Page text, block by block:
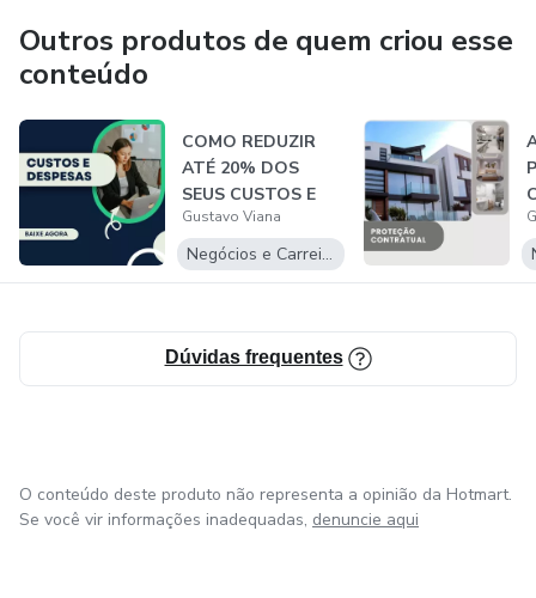
Outros produtos de quem criou esse
conteúdo
COMO REDUZIR
ATÉ 20% DOS
SEUS CUSTOS E
DESPESAS
Gustavo Viana
Negócios e Carreira
Dúvidas frequentes
O conteúdo deste produto não representa a opinião da Hotmart.
Se você vir informações inadequadas, denuncie aqui